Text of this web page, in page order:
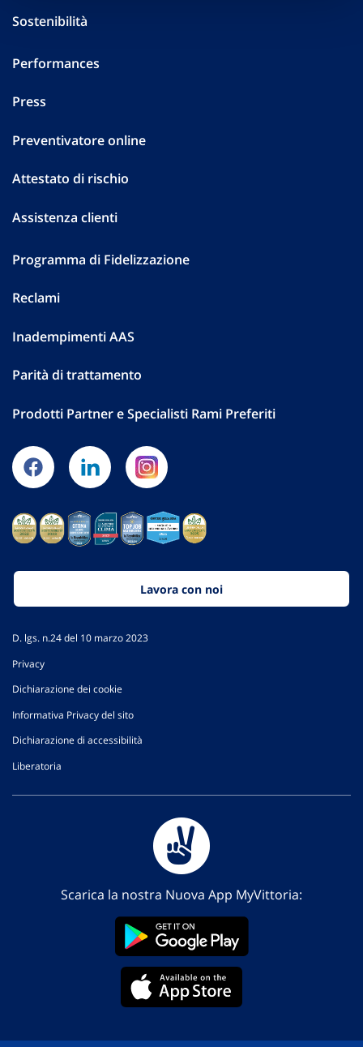
Sostenibilità
Performances
Press
Preventivatore online
Attestato di rischio
Assistenza clienti
Programma di Fidelizzazione
Reclami
Inadempimenti AAS
Parità di trattamento
Prodotti Partner e Specialisti Rami Preferiti
Lavora con noi
D. lgs. n.24 del 10 marzo 2023
Privacy
Dichiarazione dei cookie
Informativa Privacy del sito
Dichiarazione di accessibilità
Liberatoria
Scarica la nostra Nuova App MyVittoria: